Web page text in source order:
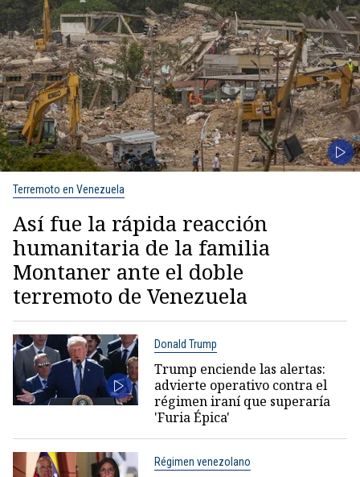
Terremoto en Venezuela
Así fue la rápida reacción
humanitaria de la familia
Montaner ante el doble
terremoto de Venezuela
Donald Trump
Trump enciende las alertas:
advierte operativo contra el
régimen iraní que superaría
'Furia Épica'
Régimen venezolano